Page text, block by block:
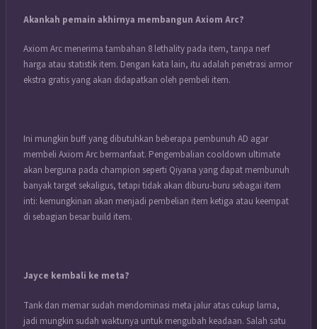
Akankah pemain akhirnya membangun Axiom Arc?
Axiom Arc menerima tambahan 8 lethality pada item, tanpa nerf
harga atau statistik item. Dengan kata lain, itu adalah penetrasi armor
ekstra gratis yang akan didapatkan oleh pembeli item.
Ini mungkin buff yang dibutuhkan beberapa pembunuh AD agar
membeli Axiom Arc bermanfaat. Pengembalian cooldown ultimate
akan berguna pada champion seperti Qiyana yang dapat membunuh
banyak target sekaligus, tetapi tidak akan diburu-buru sebagai item
inti: kemungkinan akan menjadi pembelian item ketiga atau keempat
di sebagian besar build item.
Jayce kembali ke meta?
Tank dan memar sudah mendominasi meta jalur atas cukup lama,
jadi mungkin sudah waktunya untuk mengubah keadaan. Salah satu